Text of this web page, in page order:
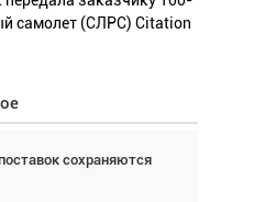
самолет (СЛРС) Citation
сохраняются
вертолётов и БПЛА в